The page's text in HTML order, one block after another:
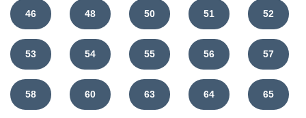
46 48 50 51 52
53 54 55 56 57
58 60 63 64 65